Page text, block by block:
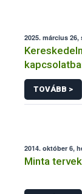
2025. március 26,
TOVÁBB >
2014. október 6,
Minta tervek